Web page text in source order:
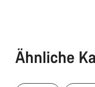
Ähnliche